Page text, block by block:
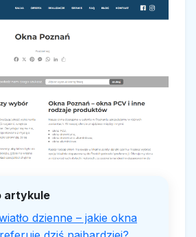
artykule
dzienne – jakie okna